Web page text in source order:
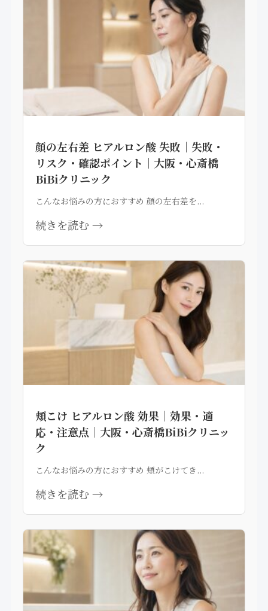
顔の左右差 ヒアルロン酸 失敗｜失敗・
リスク・確認ポイント｜大阪・心斎橋
BiBiクリニック
こんなお悩みの方におすすめ 顔の左右差を...
続きを読む →
頬こけ ヒアルロン酸 効果｜効果・適
応・注意点｜大阪・心斎橋BiBiクリニッ
ク
こんなお悩みの方におすすめ 頬がこけてき...
続きを読む →